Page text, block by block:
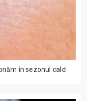
în sezonul cald